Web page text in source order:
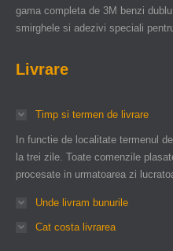
gama completa de 3M benzi
smirghele si adezivi speciali
Livrare
Timp si termen de livrare
In functie de localitate termenul
la trei zile. Toate comenzile
procesate in urmatoarea zi
Unde livram bunurile
Cat costa livrarea